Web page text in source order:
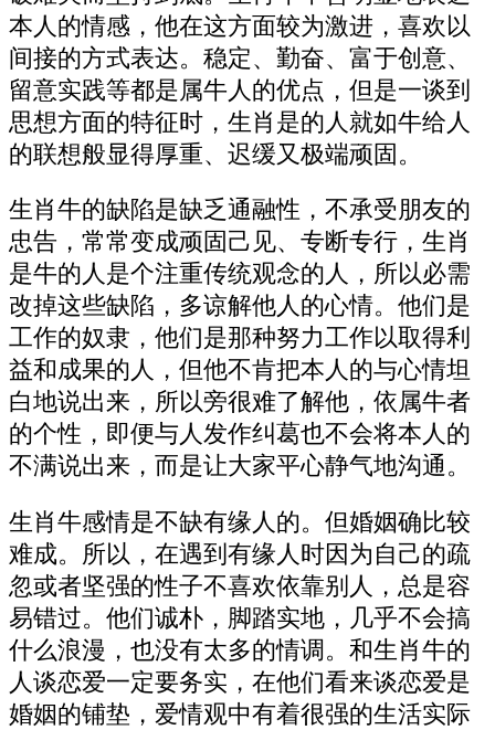
本人的情感，他在这方面较为激进，喜欢以
间接的方式表达。稳定、勤奋、富于创意、
留意实践等都是属牛人的优点，但是一谈到
思想方面的特征时，生肖是的人就如牛给人
的联想般显得厚重、迟缓又极端顽固。
生肖牛的缺陷是缺乏通融性，不承受朋友的
忠告，常常变成顽固己见、专断专行，生肖
是牛的人是个注重传统观念的人，所以必需
改掉这些缺陷，多谅解他人的心情。他们是
工作的奴隶，他们是那种努力工作以取得利
益和成果的人，但他不肯把本人的与心情坦
白地说出来，所以旁很难了解他，依属牛者
的个性，即便与人发作纠葛也不会将本人的
不满说出来，而是让大家平心静气地沟通。
生肖牛感情是不缺有缘人的。但婚姻确比较
难成。所以，在遇到有缘人时因为自己的疏
忽或者坚强的性子不喜欢依靠别人，总是容
易错过。他们诚朴，脚踏实地，几乎不会搞
什么浪漫，也没有太多的情调。和生肖牛的
人谈恋爱一定要务实，在他们看来谈恋爱是
婚姻的铺垫，爱情观中有着很强的生活实际